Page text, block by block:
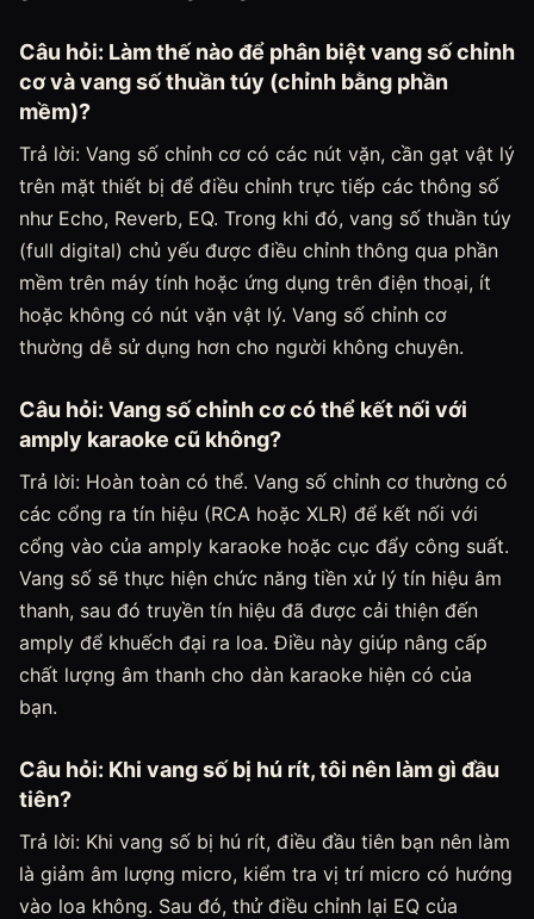
Câu hỏi: Làm thế nào để phân biệt vang số chỉnh
cơ và vang số thuần túy (chỉnh bằng phần
mềm)?
Trả lời: Vang số chỉnh cơ có các nút vặn, cần gạt vật lý
trên mặt thiết bị để điều chỉnh trực tiếp các thông số
như Echo, Reverb, EQ. Trong khi đó, vang số thuần túy
(full digital) chủ yếu được điều chỉnh thông qua phần
mềm trên máy tính hoặc ứng dụng trên điện thoại, ít
hoặc không có nút vặn vật lý. Vang số chỉnh cơ
thường dễ sử dụng hơn cho người không chuyên.
Câu hỏi: Vang số chỉnh cơ có thể kết nối với
amply karaoke cũ không?
Trả lời: Hoàn toàn có thể. Vang số chỉnh cơ thường có
các cổng ra tín hiệu (RCA hoặc XLR) để kết nối với
cổng vào của amply karaoke hoặc cục đẩy công suất.
Vang số sẽ thực hiện chức năng tiền xử lý tín hiệu âm
thanh, sau đó truyền tín hiệu đã được cải thiện đến
amply để khuếch đại ra loa. Điều này giúp nâng cấp
chất lượng âm thanh cho dàn karaoke hiện có của
bạn.
Câu hỏi: Khi vang số bị hú rít, tôi nên làm gì đầu
tiên?
Trả lời: Khi vang số bị hú rít, điều đầu tiên bạn nên làm
là giảm âm lượng micro, kiểm tra vị trí micro có hướng
vào loa không. Sau đó, thử điều chỉnh lại EQ của